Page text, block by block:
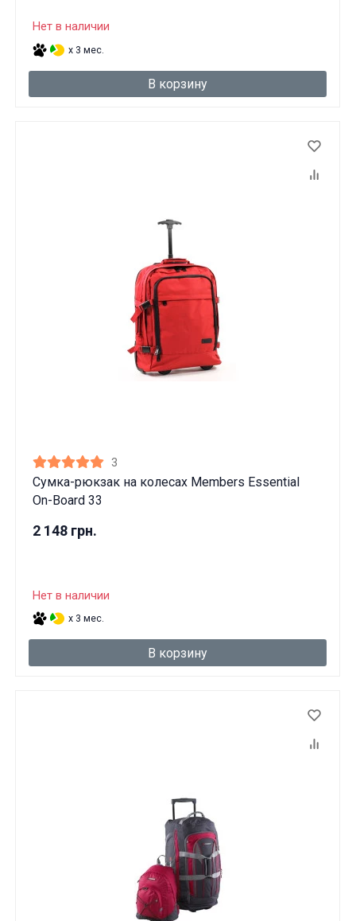
Нет в наличии
x 3 мес.
В корзину
3
Сумка-рюкзак на колесах Members Essential
On-Board 33
2 148 грн.
Нет в наличии
x 3 мес.
В корзину